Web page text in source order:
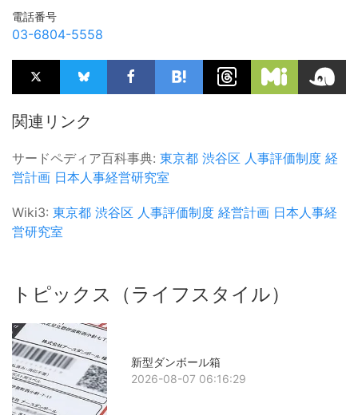
電話番号
03-6804-5558
関連リンク
サードペディア百科事典: 東京都 渋谷区 人事評価制度 経
営計画 日本人事経営研究室
Wiki3: 東京都 渋谷区 人事評価制度 経営計画 日本人事経
営研究室
トピックス（ライフスタイル）
新型ダンボール箱
2026-08-07 06:16:29